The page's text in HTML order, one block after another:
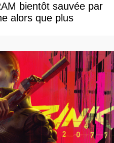
bientôt sauvée par
alors que plus